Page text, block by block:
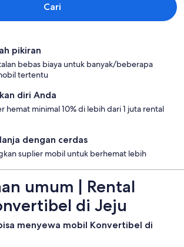
Cari
pikiran
bebas biaya untuk banyak/beberapa
tertentu
diri Anda
hemat minimal 10% di lebih dari 1 juta rental
dengan cerdas
suplier mobil untuk berhemat lebih
umum | Rental
di Jeju
menyewa mobil Konvertibel di